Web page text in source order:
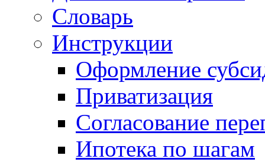
Словарь
Инструкции
Оформление
Приватизация
Согласование
Ипотека по шагам